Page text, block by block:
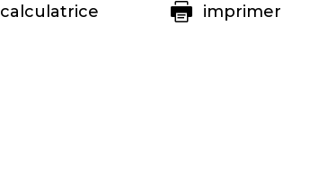
calculatrice imprimer